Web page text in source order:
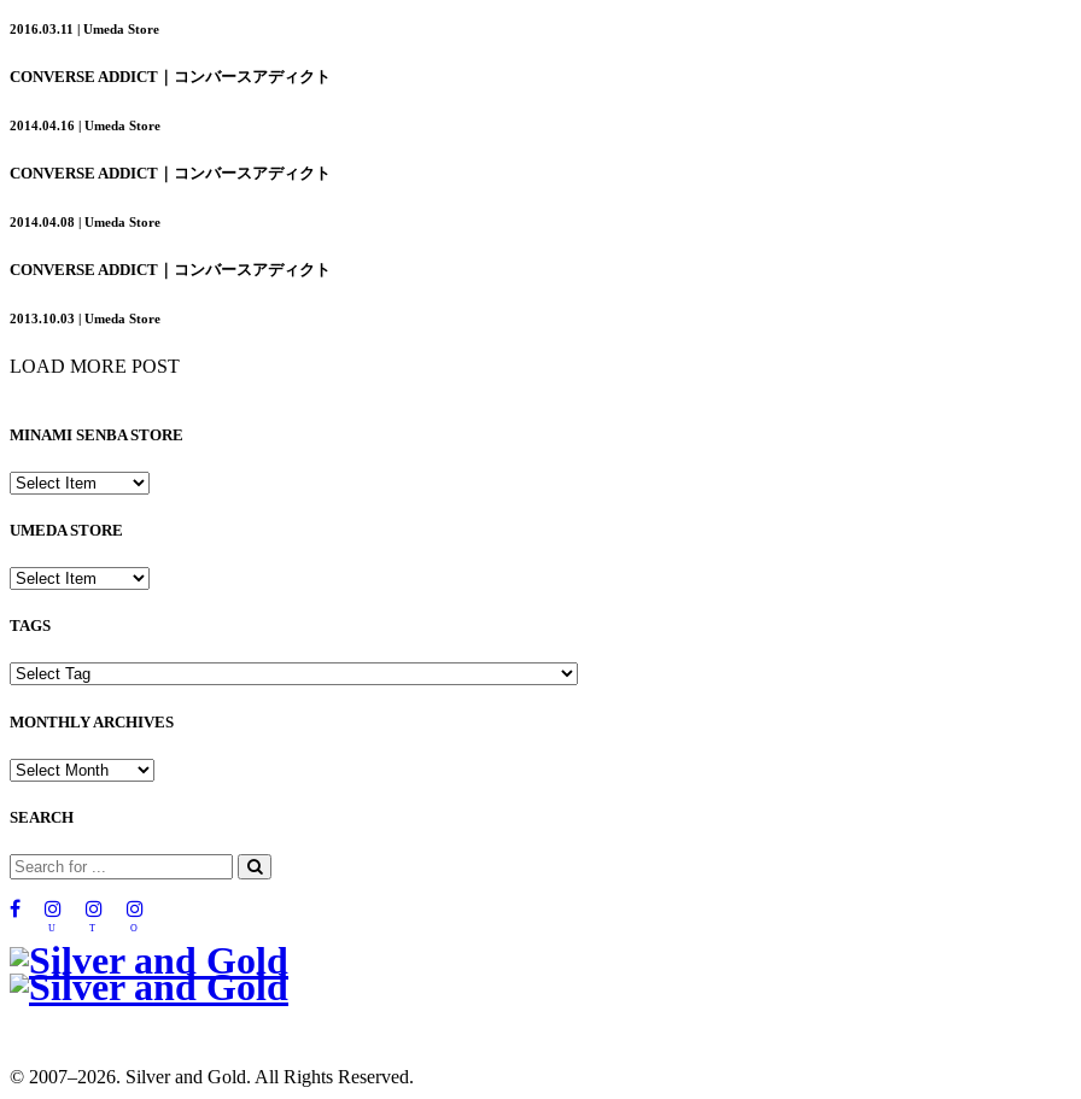
2016.03.11 | Umeda Store
CONVERSE ADDICT｜コンバースアディクト
2014.04.16 | Umeda Store
CONVERSE ADDICT｜コンバースアディクト
2014.04.08 | Umeda Store
CONVERSE ADDICT｜コンバースアディクト
2013.10.03 | Umeda Store
LOAD MORE POST
MINAMI SENBA STORE
UMEDA STORE
TAGS
MONTHLY ARCHIVES
SEARCH
U T O
© 2007–2026. Silver and Gold. All Rights Reserved.